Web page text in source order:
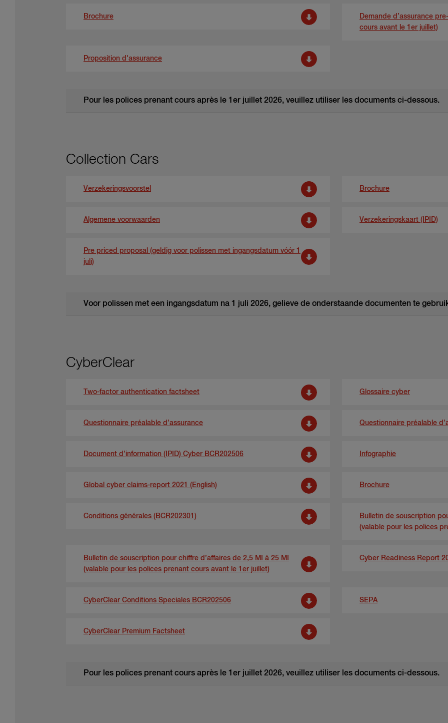
Brochure
Demande d’assurance
cours avant le 1er juillet)
Proposition d'assurance
Pour les polices prenant cours après le 1er juillet 2026, veuillez utiliser les documents ci-dessous.
Collection Cars
Verzekeringsvoorstel Brochure
Algemene voorwaarden Verzekeringskaart (IPID)
Pre priced proposal (geldig voor polissen met ingangsdatum vóór 1
juli)
Voor polissen met een ingangsdatum na 1 juli 2026, gelieve de onderstaande documenten te
CyberClear
Two-factor authentication factsheet Glossaire cyber
Questionnaire préalable d’assurance Questionnaire préalable
Document d’information (IPID) Cyber BCR202506 Infographie
Global cyber claims-report 2021 (English) Brochure
Conditions générales (BCR202301)
Bulletin de souscription
(valable pour les polices
Bulletin de souscription pour chiffre d’affaires de 2,5 MI à 25 MI
(valable pour les polices prenant cours avant le 1er juillet)
Cyber Readiness Report
CyberClear Conditions Speciales BCR202506 SEPA
CyberClear Premium Factsheet
Pour les polices prenant cours après le 1er juillet 2026, veuillez utiliser les documents ci-dessous.